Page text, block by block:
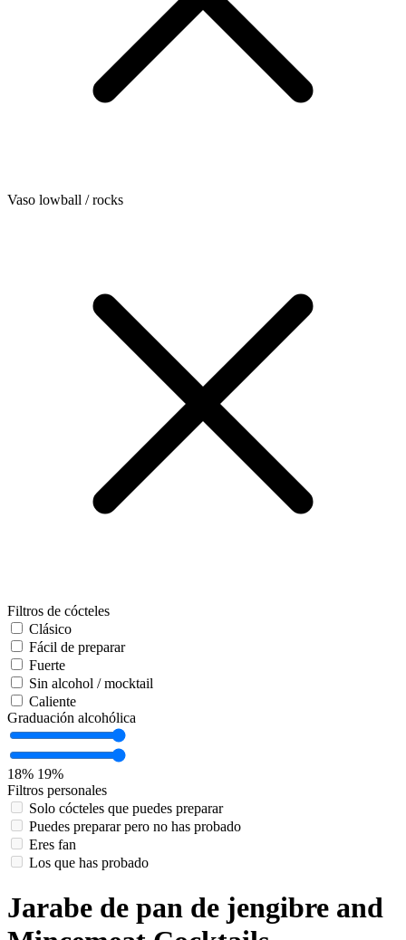
Vaso lowball / rocks
Filtros de cócteles
Clásico
Fácil de preparar
Fuerte
Sin alcohol / mocktail
Caliente
Graduación alcohólica
18% 19%
Filtros personales
Solo cócteles que puedes preparar
Puedes preparar pero no has probado
Eres fan
Los que has probado
Jarabe de pan de jengibre and